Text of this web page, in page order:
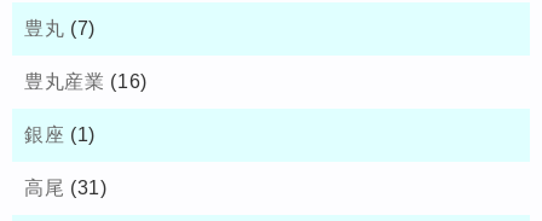
豊丸 (7)
豊丸産業 (16)
銀座 (1)
高尾 (31)